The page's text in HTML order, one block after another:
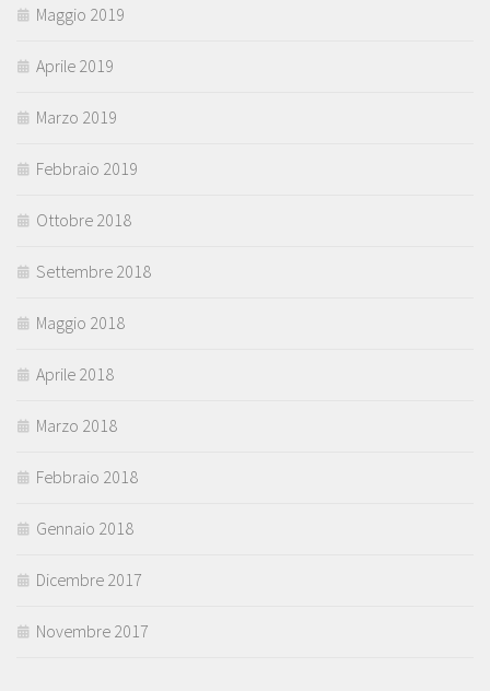
Maggio 2019
Aprile 2019
Marzo 2019
Febbraio 2019
Ottobre 2018
Settembre 2018
Maggio 2018
Aprile 2018
Marzo 2018
Febbraio 2018
Gennaio 2018
Dicembre 2017
Novembre 2017